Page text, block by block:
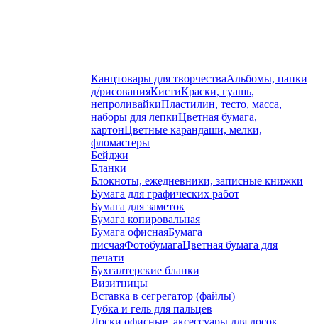
Канцтовары для творчестваАльбомы, папки
д/рисованияКистиКраски, гуашь,
непроливайкиПластилин, тесто, масса,
наборы для лепкиЦветная бумага,
картонЦветные карандаши, мелки,
фломастеры
Бейджи
Бланки
Блокноты, ежедневники, записные книжки
Бумага для графических работ
Бумага для заметок
Бумага копировальная
Бумага офиснаяБумага
писчаяФотобумагаЦветная бумага для
печати
Бухгалтерские бланки
Визитницы
Вставка в сегрегатор (файлы)
Губка и гель для пальцев
Доски офисные, аксессуары для досок,